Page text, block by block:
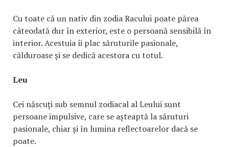
Cu toate că un nativ din zodia Racului poate părea
câteodată dur în exterior, este o persoană sensibilă în
interior. Acestuia îi plac săruturile pasionale,
călduroase și se dedică acestora cu totul.
Leu
Cei născuți sub semnul zodiacal al Leului sunt
persoane impulsive, care se așteaptă la săruturi
pasionale, chiar și în lumina reflectoarelor dacă se
poate.